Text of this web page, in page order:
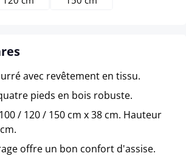
avec revêtement en tissu.
pieds en bois robuste.
/ 120 / 150 cm x 38 cm. Hauteur
offre un bon confort d'assise.